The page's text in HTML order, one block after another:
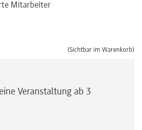
Mitarbeiter
(Sichtbar im Warenkorb)
Veranstaltung ab 3